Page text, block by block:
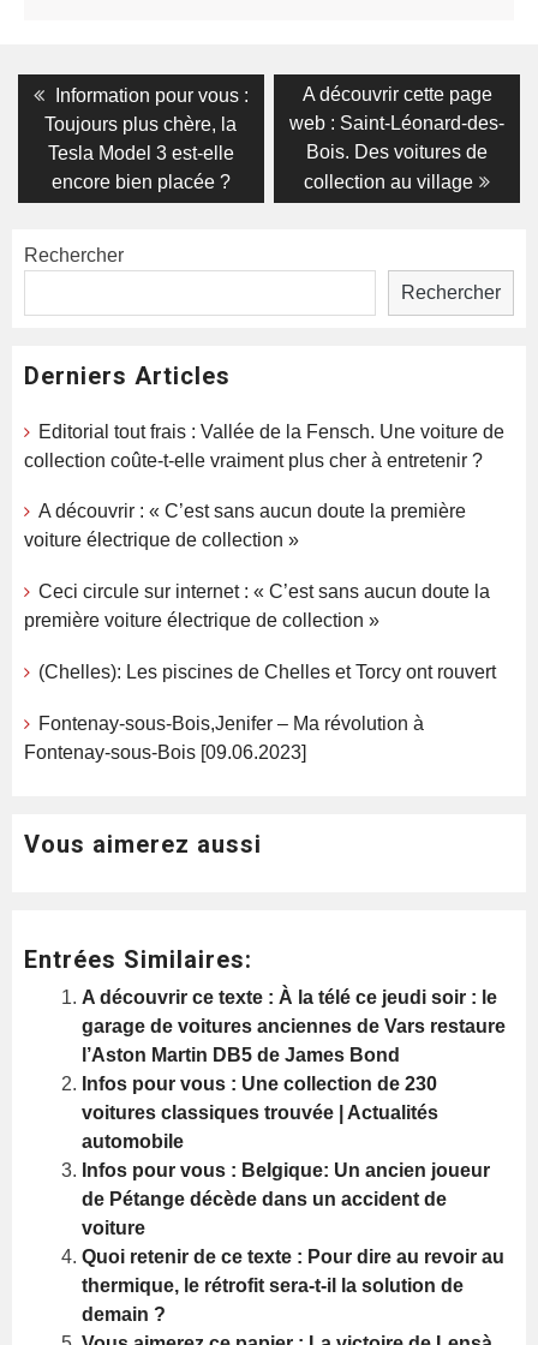
Navigation
de
l’article
Previous
post:
Information pour vous :
Toujours plus chère, la
Tesla Model 3 est-elle
encore bien placée ?
Next
post:
A découvrir cette page
web : Saint-Léonard-des-
Bois. Des voitures de
collection au village
Rechercher
Rechercher
Derniers Articles
Editorial tout frais : Vallée de la Fensch. Une voiture de
collection coûte-t-elle vraiment plus cher à entretenir ?
A découvrir : « C’est sans aucun doute la première
voiture électrique de collection »
Ceci circule sur internet : « C’est sans aucun doute la
première voiture électrique de collection »
(Chelles): Les piscines de Chelles et Torcy ont rouvert
Fontenay-sous-Bois,Jenifer – Ma révolution à
Fontenay-sous-Bois [09.06.2023]
Vous aimerez aussi
Entrées Similaires:
A découvrir ce texte : À la télé ce jeudi soir : le
garage de voitures anciennes de Vars restaure
l’Aston Martin DB5 de James Bond
Infos pour vous : Une collection de 230
voitures classiques trouvée | Actualités
automobile
Infos pour vous : Belgique: Un ancien joueur
de Pétange décède dans un accident de
voiture
Quoi retenir de ce texte : Pour dire au revoir au
thermique, le rétrofit sera-t-il la solution de
demain ?